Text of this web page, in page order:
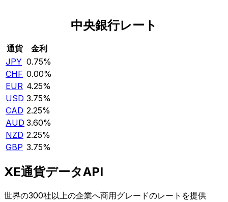
中央銀行レート
通貨
金利
JPY 0.75%
CHF 0.00%
EUR 4.25%
USD 3.75%
CAD 2.25%
AUD 3.60%
NZD 2.25%
GBP 3.75%
XE通貨データAPI
世界の300社以上の企業へ商用グレードのレートを提供